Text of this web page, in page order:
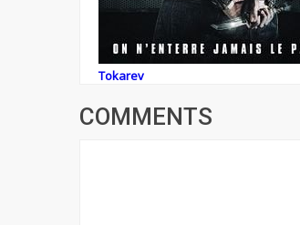
Tokarev
COMMENTS